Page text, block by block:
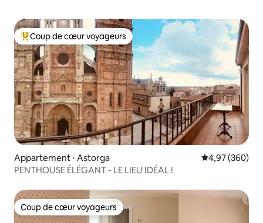
Coups de cœur voyageurs les plus appréciés
Coup de cœur voyageurs
Appartement ⋅ Astorga Évaluation
4,97 (360)
PENTHOUSE ÉLÉGANT - LE LIEU IDÉAL !
Coup de cœur voyageurs
Coup de cœur voyageurs